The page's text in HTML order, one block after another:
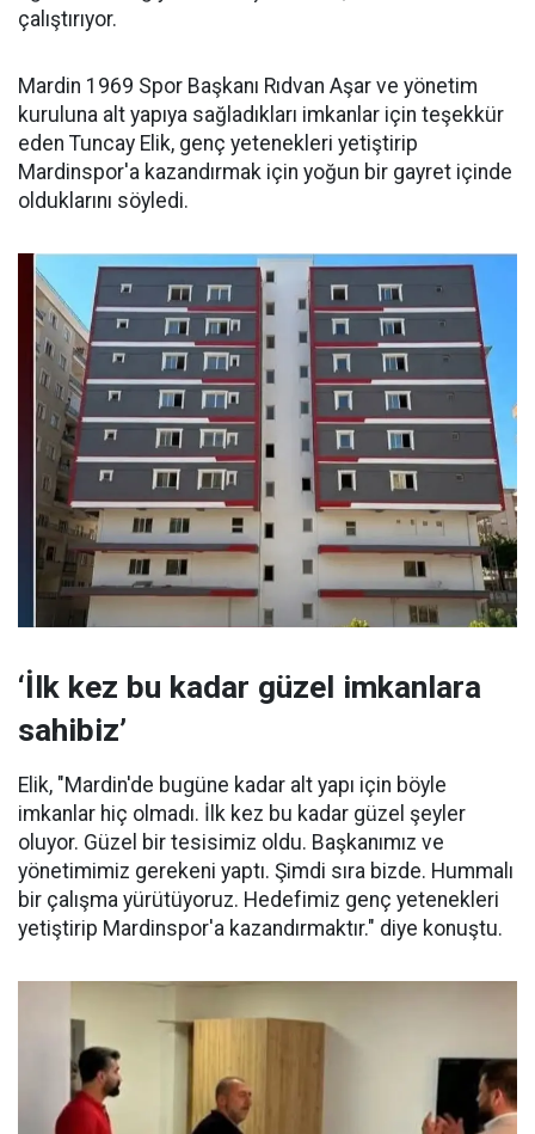
çalıştırıyor.
Mardin 1969 Spor Başkanı Rıdvan Aşar ve yönetim
kuruluna alt yapıya sağladıkları imkanlar için teşekkür
eden Tuncay Elik, genç yetenekleri yetiştirip
Mardinspor'a kazandırmak için yoğun bir gayret içinde
olduklarını söyledi.
‘İlk kez bu kadar güzel imkanlara
sahibiz’
Elik, "Mardin'de bugüne kadar alt yapı için böyle
imkanlar hiç olmadı. İlk kez bu kadar güzel şeyler
oluyor. Güzel bir tesisimiz oldu. Başkanımız ve
yönetimimiz gerekeni yaptı. Şimdi sıra bizde. Hummalı
bir çalışma yürütüyoruz. Hedefimiz genç yetenekleri
yetiştirip Mardinspor'a kazandırmaktır." diye konuştu.